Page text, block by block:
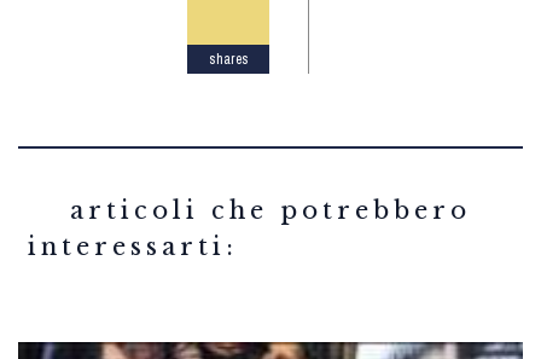
shares